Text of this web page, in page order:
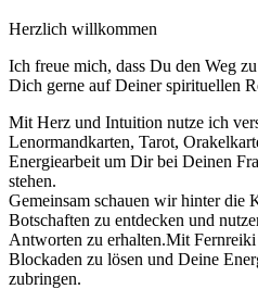
Herzlich willkommen
Ich freue mich, dass Du den Weg
Dich gerne auf Deiner spirituellen
Mit Herz und Intuition nutze ich
Lenormandkarten, Tarot,
Energiearbeit um Dir bei Deinen
stehen.
Gemeinsam schauen wir hinter die
Botschaften zu entdecken und
Antworten zu erhalten.Mit
Blockaden zu lösen und Deine
zubringen.